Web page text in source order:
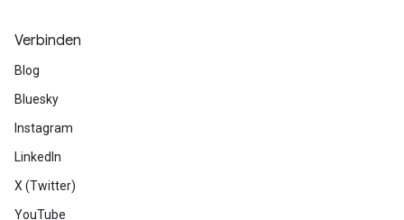
Verbinden
Blog
Bluesky
Instagram
LinkedIn
X (Twitter)
YouTube